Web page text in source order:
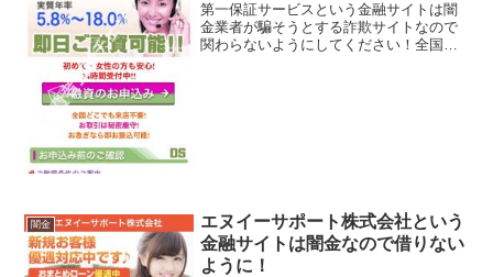
第一保証サービスという金融サイトは闇
金業者が騙そうとする詐欺サイトなので
関わらないようにしてください！全国ど
闇金
エヌイーサポート株式会社という
金融サイトは闇金なので借りない
ように！